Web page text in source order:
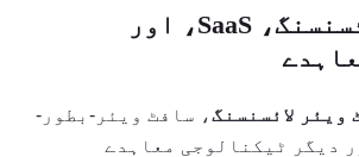
سافٹ ویئر لائسنسنگ، SaaS، اور
ویئر لائسنسنگ ، سافٹ ویئر-بطور-
دیگر ٹیکنالوجی معاہدے